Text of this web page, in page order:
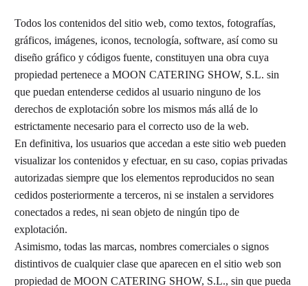
Todos los contenidos del sitio web, como textos, fotografías,
gráficos, imágenes, iconos, tecnología, software, así como su
diseño gráfico y códigos fuente, constituyen una obra cuya
propiedad pertenece a MOON CATERING SHOW, S.L. sin
que puedan entenderse cedidos al usuario ninguno de los
derechos de explotación sobre los mismos más allá de lo
estrictamente necesario para el correcto uso de la web.
En definitiva, los usuarios que accedan a este sitio web pueden
visualizar los contenidos y efectuar, en su caso, copias privadas
autorizadas siempre que los elementos reproducidos no sean
cedidos posteriormente a terceros, ni se instalen a servidores
conectados a redes, ni sean objeto de ningún tipo de
explotación.
Asimismo, todas las marcas, nombres comerciales o signos
distintivos de cualquier clase que aparecen en el sitio web son
propiedad de MOON CATERING SHOW, S.L., sin que pueda